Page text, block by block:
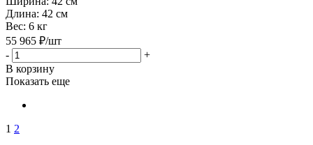
Длина: 42 см
Вес: 6 кг
55 965 ₽/шт
-
+
В корзину
Показать еще
1 2